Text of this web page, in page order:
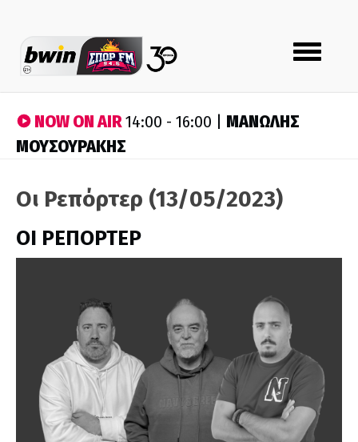
Toggle
navigation
NOW ON AIR14:00 - 16:00 | ΜΑΝΩΛΗΣ
ΜΟΥΣΟΥΡΑΚΗΣ
Οι Ρεπόρτερ (13/05/2023)
ΟΙ ΡΕΠΟΡΤΕΡ